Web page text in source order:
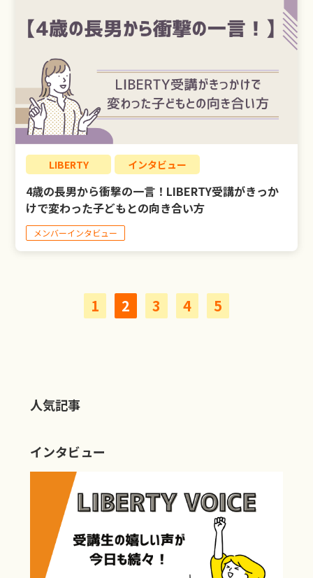
LIBERTY インタビュー
4歳の長男から衝撃の一言！LIBERTY受講がきっか
けで変わった子どもとの向き合い方
メンバーインタビュー
1 2 3 4 5
人気記事
インタビュー